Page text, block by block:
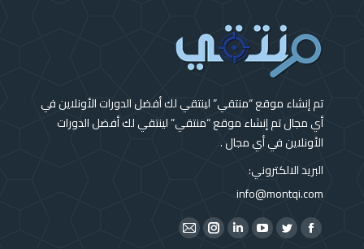
تم إنشاء موقع “منتقي” لينتقي لك أفضل الدورات الأونلاين في
أي مجال تم إنشاء موقع “منتقي” لينتقي لك أفضل الدورات
الأونلاين في أي مجال .
البريد الالكتروني:
info@montqi.com
Find us on:
Facebook
Twitter
YouTube
Linkedin
Instagram
Mail